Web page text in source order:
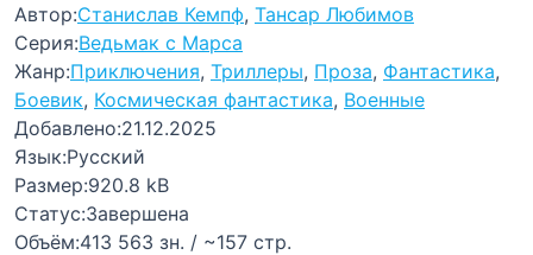
Автор:Станислав Кемпф, Тансар Любимов
Серия:Ведьмак с Марса
Жанр:Приключения, Триллеры, Проза, Фантастика,
Боевик, Космическая фантастика, Военные
Добавлено:21.12.2025
Язык:Русский
Размер:920.8 kB
Статус:Завершена
Объём:413 563 зн. / ~157 стр.